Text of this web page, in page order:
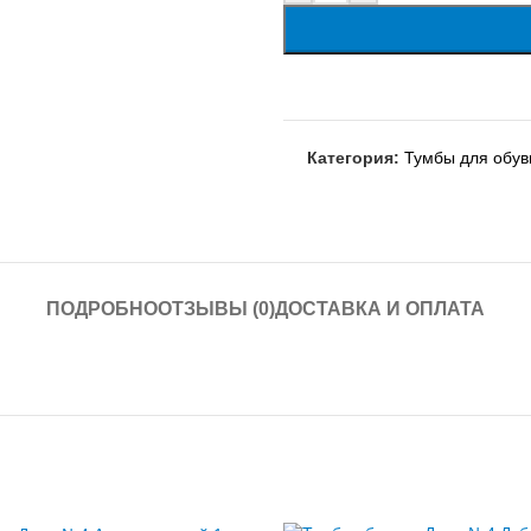
Категория: Тумбы для
ПОДРОБНООТЗЫВЫ (0)ДОСТАВКА И ОПЛАТА